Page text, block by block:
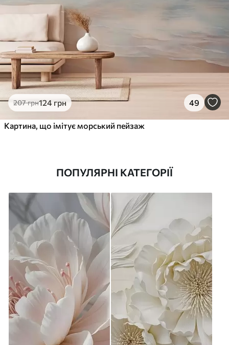
207грн124 грн 49
Картина, що імітує морський пейзаж
ПОПУЛЯРНІ КАТЕГОРІЇ